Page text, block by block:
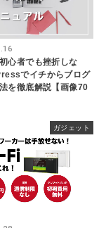
心者でも挫折しな
でイチからブログ
を徹底解説【画像70
ガジェット